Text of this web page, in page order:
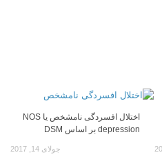
اختلال افسردگی نامشخص یا NOS
depression بر اساس DSM
جولای 14, 2017